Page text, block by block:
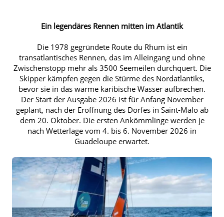
Ein legendäres Rennen mitten im Atlantik
Die 1978 gegründete Route du Rhum ist ein
transatlantisches Rennen, das im Alleingang und ohne
Zwischenstopp mehr als 3500 Seemeilen durchquert. Die
Skipper kämpfen gegen die Stürme des Nordatlantiks,
bevor sie in das warme karibische Wasser aufbrechen.
Der Start der Ausgabe 2026 ist für Anfang November
geplant, nach der Eröffnung des Dorfes in Saint-Malo ab
dem 20. Oktober. Die ersten Ankömmlinge werden je
nach Wetterlage vom 4. bis 6. November 2026 in
Guadeloupe erwartet.